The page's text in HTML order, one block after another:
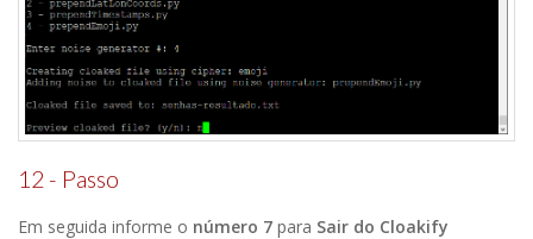
12 - Passo
Em seguida informe o número 7 para Sair do Cloakify